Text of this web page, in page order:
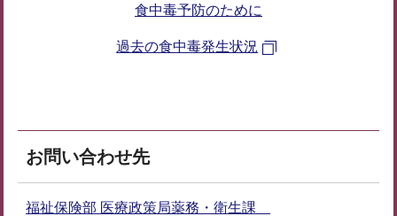
食中毒予防のために
過去の食中毒発生状況
お問い合わせ先
福祉保険部 医療政策局薬務・衛生課